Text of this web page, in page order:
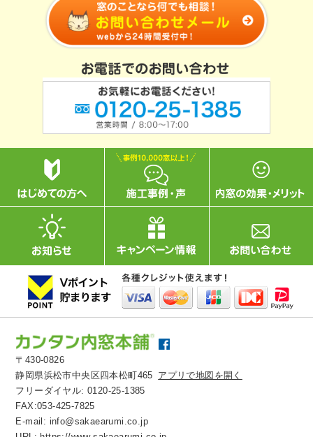
〒430-0826
静岡県浜松市中央区四本松町465 アプリで地図を開く
フリーダイヤル:0120-25-1385
FAX:053-425-7825
E-mail: info@sakaearumi.co.jp